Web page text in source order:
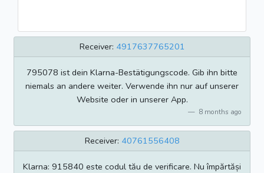
Receiver: 4917637765201
795078 ist dein Klarna-Bestätigungscode. Gib ihn bitte
niemals an andere weiter. Verwende ihn nur auf unserer
Website oder in unserer App.
8 months ago
Receiver: 40761556408
Klarna: 915840 este codul tău de verificare. Nu împărtăși